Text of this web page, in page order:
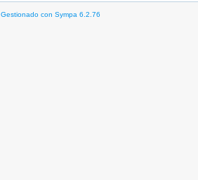
Gestionado con Sympa 6.2.76